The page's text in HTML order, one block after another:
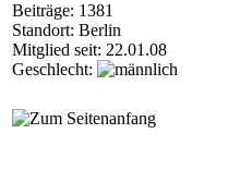
Beiträge: 1381
Standort: Berlin
Mitglied seit: 22.01.08
Geschlecht: